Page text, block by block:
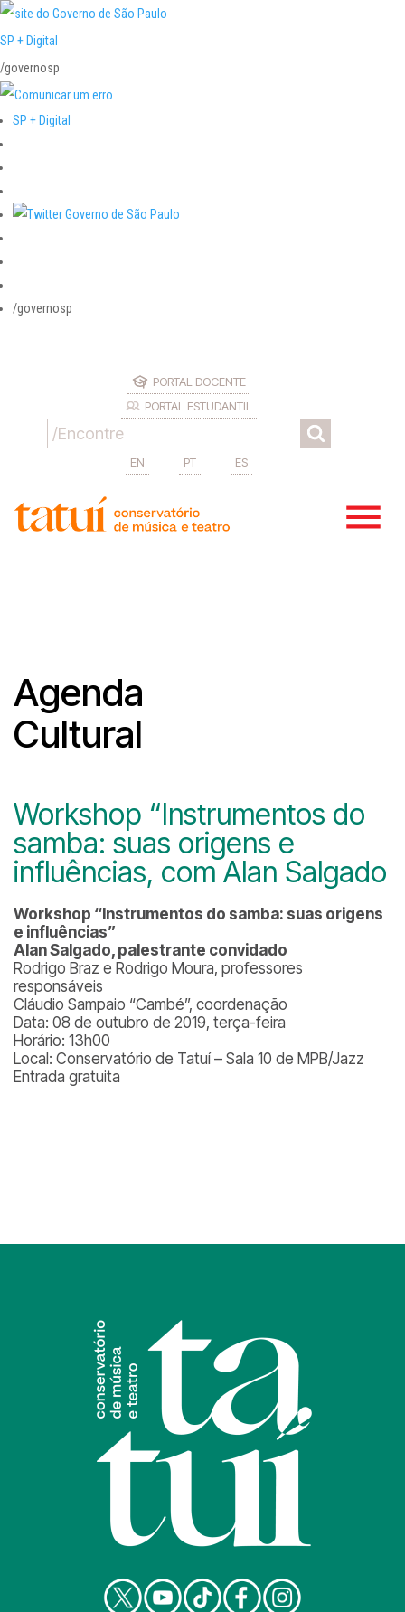
SP + Digital
/governosp
SP + Digital
/governosp
PORTAL DOCENTE
PORTAL ESTUDANTIL
EN PT ES
Agenda
Cultural
Workshop “Instrumentos do
samba: suas origens e
influências, com Alan Salgado
Workshop “Instrumentos do samba: suas origens
e influências”
Alan Salgado, palestrante convidado
Rodrigo Braz e Rodrigo Moura, professores
responsáveis
Cláudio Sampaio “Cambé”, coordenação
Data: 08 de outubro de 2019, terça-feira
Horário: 13h00
Local: Conservatório de Tatuí – Sala 10 de MPB/Jazz
Entrada gratuita